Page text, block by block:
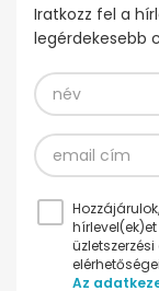
Iratkozz fel a
legérdekesebb
Az